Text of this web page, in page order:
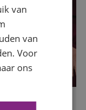
van
van
Voor
ons